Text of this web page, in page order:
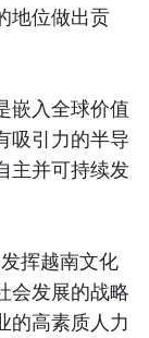
地位做出贡
嵌入全球价值
吸引力的半导
主并可持续发
挥越南文化
会发展的战略
的高素质人力